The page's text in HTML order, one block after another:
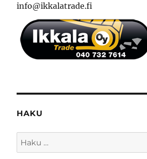
info@ikkalatrade.fi
HAKU
Etsi: